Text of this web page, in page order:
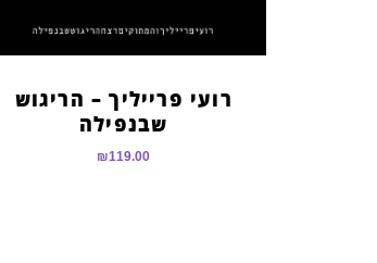
רועי פרייליך – הריגוש
שבנפילה
₪119.00